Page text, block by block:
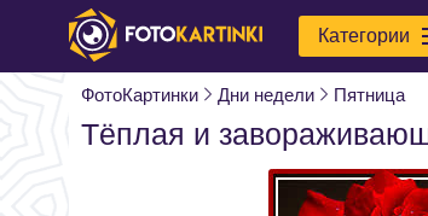
Категории
ФотоКартинки Дни недели Пятница
Тёплая и